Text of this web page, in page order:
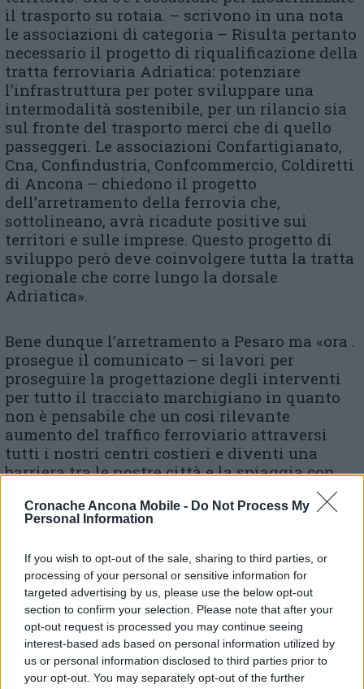
Cronache Ancona Mobile - Do Not Process My
Personal Information
If you wish to opt-out of the sale, sharing to third parties, or
processing of your personal or sensitive information for
targeted advertising by us, please use the below opt-out
section to confirm your selection. Please note that after your
opt-out request is processed you may continue seeing
interest-based ads based on personal information utilized by
us or personal information disclosed to third parties prior to
your opt-out. You may separately opt-out of the further
il trasporto su rotaia. – scrivono in una nota
le associazioni di categoria – Risulta pertanto
necessario il progetto di riqualificazione della
tratta ferroviaria Adriatica: potenziare
l’infrastruttura per poter sviluppare una
intermodalità sostenibile, per un rilancio sia
sul fronte del trasporto merci che di quello
passeggeri. Le associazioni Confartigianato,
Cna, Confindustria, Confcommercio, Coldiretti
di Ancona – chiedono il progetto
dell’arretramento della ferrovia che,
sottolineano, avrà ricadute positive sui
territori e sulle imprese. Questo progetto di
sviluppo però deve coinvolgere tutta la tratta
regionale che corre lungo la dorsale
Adriatica».
Bene dunque l’arretramento a Pesaro ma «ora .
prosegue il comunicato – si lavori per
proseguire la progettazione degli interventi
per tutto il tracciato marchigiano in quanto
non è pensabile che un così rilevante
aumento del traffico ferroviario attraversi
tutti i nostri centri costieri e diventi una
barriera tra le nostre città e la spiaggia con
effetti devastanti sulla qualità della vita dei
cittadini ma anche sulle attività commerciali,
artigianali e turistiche che sono i punti di
ferroviario potrà diventare una naturale
metropolitana così da alleggerire anche il
traffico stradale. Le Marche hanno una
straordinaria opportunità per ripensare la
dotazione infrastrutturale e il potenziamento
della mobilità che duri negli anni. Per una
ferrovia moderna, è necessaria un’alta